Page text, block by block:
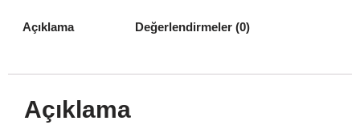
Açıklama Değerlendirmeler (0)
Açıklama